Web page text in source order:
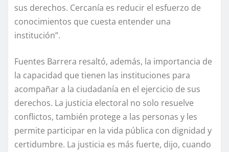
sus derechos. Cercanía es reducir el esfuerzo de
conocimientos que cuesta entender una
institución”.
Fuentes Barrera resaltó, además, la importancia de
la capacidad que tienen las instituciones para
acompañar a la ciudadanía en el ejercicio de sus
derechos. La justicia electoral no solo resuelve
conflictos, también protege a las personas y les
permite participar en la vida pública con dignidad y
certidumbre. La justicia es más fuerte, dijo, cuando